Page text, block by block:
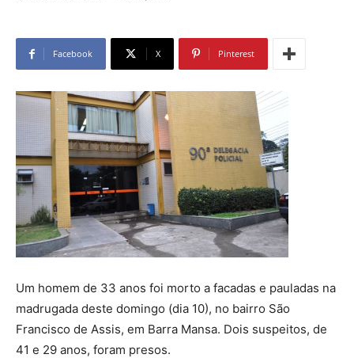
Facebook X Pinterest
Um homem de 33 anos foi morto a facadas e pauladas na
madrugada deste domingo (dia 10), no bairro São
Francisco de Assis, em Barra Mansa. Dois suspeitos, de
41 e 29 anos, foram presos.